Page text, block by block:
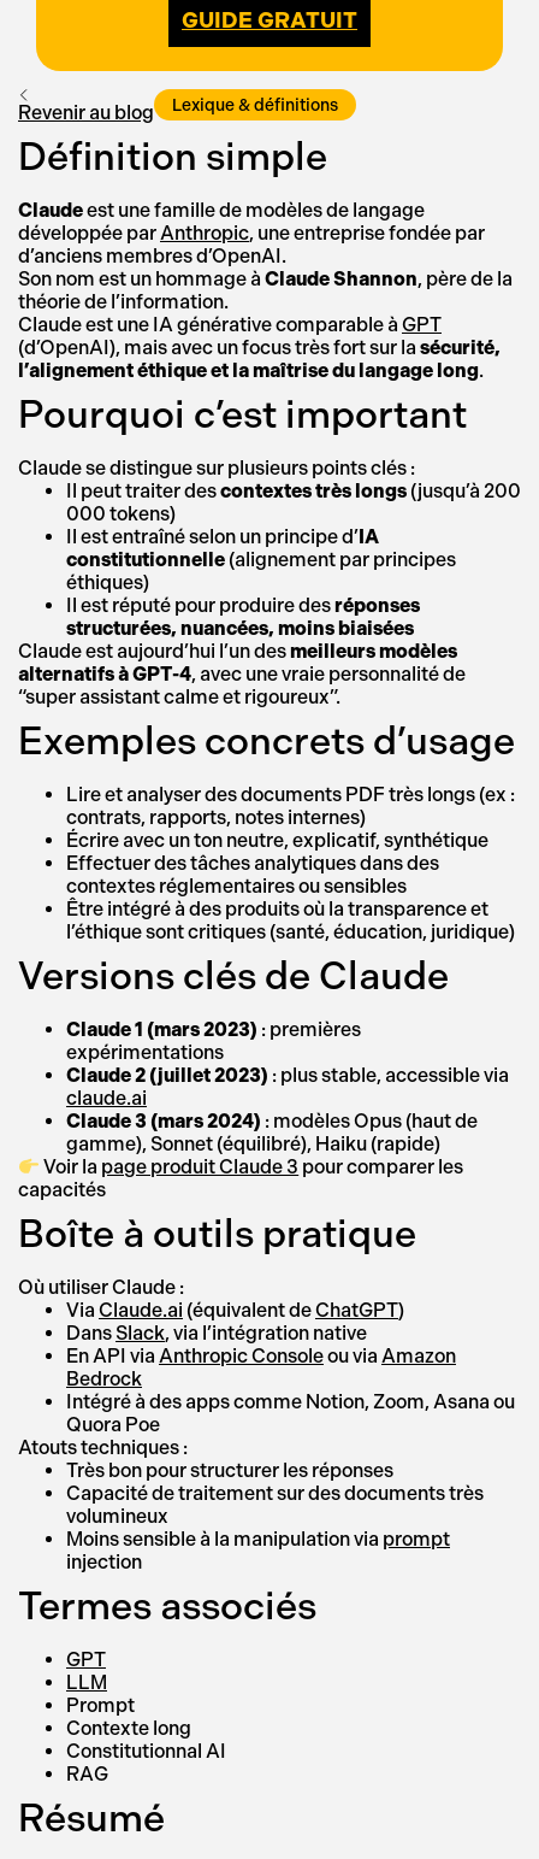
Revenir au blog Lexique & définitions
Définition simple
Claudeest une famille de modèles de langage
développée parAnthropic, une entreprise fondée par
d’anciens membres d’OpenAI.
Son nom est un hommage à Claude Shannon, père de la
théorie de l’information.
Claude est une IA générative comparable à GPT
(d’OpenAI), mais avec un focus très fort sur la sécurité,
l’alignement éthique et la maîtrise du langage long.
Pourquoi c’est important
Claude se distingue sur plusieurs points clés :
Il peut traiter descontextes très longs (jusqu’à 200
000 tokens)
Il est entraîné selon un principe d’IA
constitutionnelle (alignement par principes
éthiques)
Il est réputé pour produire desréponses
structurées, nuancées, moins biaisées
Claude est aujourd’hui l’un desmeilleurs modèles
alternatifs à GPT-4, avec une vraie personnalité de
“super assistant calme et rigoureux”.
Exemples concrets d’usage
Lire et analyser des documents PDF très longs (ex :
contrats, rapports, notes internes)
Écrire avec un ton neutre, explicatif, synthétique
Effectuer des tâches analytiques dans des
contextes réglementaires ou sensibles
Être intégré à des produits où la transparence et
l’éthique sont critiques (santé, éducation, juridique)
Versions clés de Claude
Claude 1 (mars 2023) : premières
expérimentations
Claude 2 (juillet 2023) : plus stable, accessible via
claude.ai
Claude 3 (mars 2024) : modèles Opus (haut de
gamme), Sonnet (équilibré), Haiku (rapide)
Voir la page produit Claude 3 pour comparer les
capacités
Boîte à outils pratique
Où utiliser Claude :
Via Claude.ai (équivalent deChatGPT)
Dans Slack, via l’intégration native
En API via Anthropic Consoleou via Amazon
Bedrock
Intégré à des apps comme Notion, Zoom, Asana ou
Quora Poe
Atouts techniques :
Très bon pour structurer les réponses
Capacité de traitement sur des documents très
volumineux
Moins sensible à la manipulation via prompt
injection
Termes associés
GPT
LLM
Prompt
Contexte long
Constitutionnal AI
RAG
Résumé
GUIDE GRATUIT